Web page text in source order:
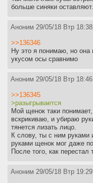
больше синяки оставляют.
Аноним 29/05/18 Втр
>>136346
Ну это я понимаю, но
укусом осы сравнимо
Аноним 29/05/18 Втр
>>136345
>разыгрывается
Мой щенок таки
вскрикиваю, и убираю
тянется лизать лицо.
К слову, ты с ним руками
руками щенок мог даже
После того, как
Аноним 29/05/18 Втр